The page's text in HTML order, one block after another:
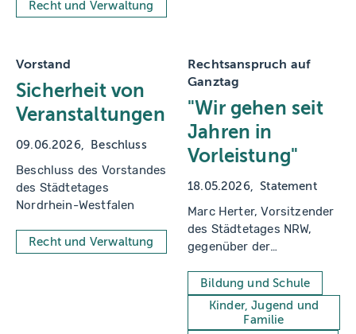
Recht und Verwaltung
Vorstand
Sicherheit von
Veranstaltungen
09.06.2026 Beschluss
Beschluss des Vorstandes
des Städtetages
Nordrhein-Westfalen
Recht und Verwaltung
Rechtsanspruch auf
Ganztag
"Wir gehen seit
Jahren in
Vorleistung"
18.05.2026 Statement
Marc Herter, Vorsitzender
des Städtetages NRW,
gegenüber der
Allgemeinen Zeitung
(WAZ)
Bildung und Schule
Kinder, Jugend und
Familie